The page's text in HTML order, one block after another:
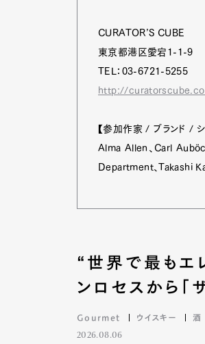
CURATOR’S CUBE
東京都港区愛宕1-1-9
TEL：03-6721-5255
http://
【参加作家 / ブランド / シ
Alma Allen、Carl
Department、Takashi
“世界で最もエ
ンロセスから「
Gourmet ウイスキー 酒
2026.08.06